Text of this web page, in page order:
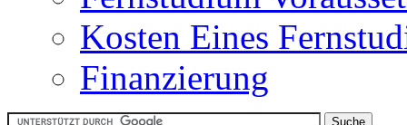
Kosten Eines
Finanzierung